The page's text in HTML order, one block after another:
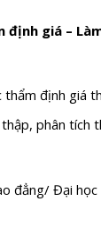
định giá –
thẩm định giá
phân tích
đẳng/ Đại